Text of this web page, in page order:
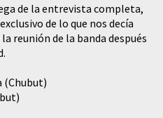
de la entrevista completa,
de lo que nos decía
reunión de la banda después
(Chubut)